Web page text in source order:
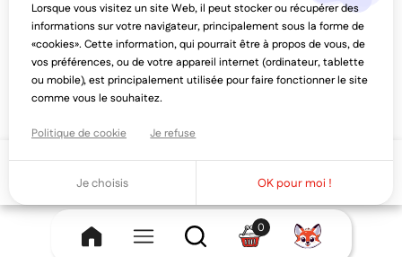
NOCICEPTOL
nociceptol gel anti-douleur 40ml
5,88€
4,70€
AJOUTER AU PANIER
BAUSCH & LOMB
bausch & lomb
douleur gaulthérie 75ml
7,50€
0
Lorsque vous visitez un site Web, il peut stocker ou récupérer des
informations sur votre navigateur, principalement sous la forme de
«cookies». Cette information, qui pourrait être à propos de vous, de
vos préférences, ou de votre appareil internet (ordinateur, tablette
ou mobile), est principalement utilisée pour faire fonctionner le site
comme vous le souhaitez.
Politique de cookie Je refuse
Je choisis OK pour moi !